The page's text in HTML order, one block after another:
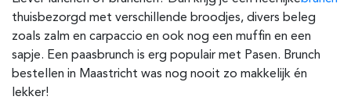
thuisbezorgd met verschillende broodjes, divers beleg
zoals zalm en carpaccio en ook nog een muffin en een
sapje. Een paasbrunch is erg populair met Pasen. Brunch
bestellen in Maastricht was nog nooit zo makkelijk én
lekker!